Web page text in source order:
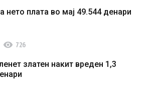
нето плата во мај 49.544 денари
visibility 726
златен накит вреден 1,3